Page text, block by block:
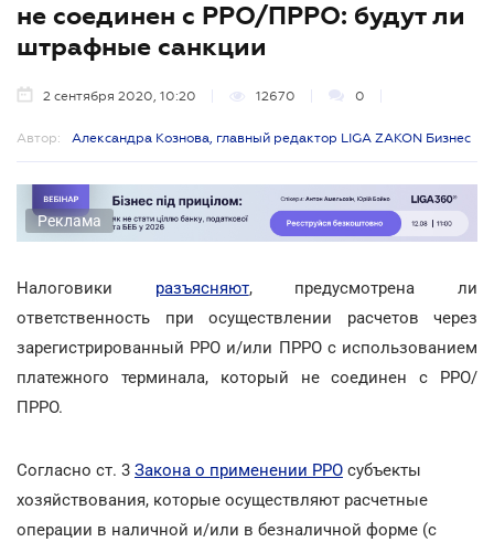
не соединен с РРО/ПРРО: будут ли
штрафные санкции
2 сентября 2020, 10:20 12670 0
Автор: Александра Кознова, главный редактор LIGA ZAKON Бизнес
Реклама
Налоговики разъясняют, предусмотрена ли
ответственность при осуществлении расчетов через
зарегистрированный РРО и/или ПРРО с использованием
платежного терминала, который не соединен с РРО/
ПРРО.
Согласно ст. 3 Закона о применении РРО субъекты
хозяйствования, которые осуществляют расчетные
операции в наличной и/или в безналичной форме (с